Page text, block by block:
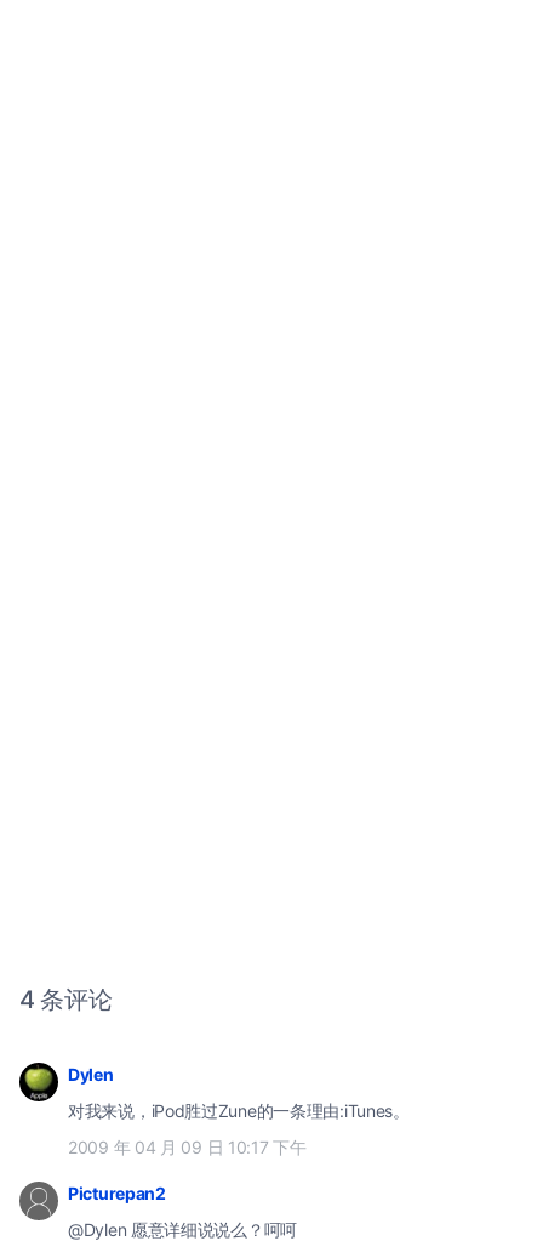
4 条评论
Dylen
对我来说，iPod胜过Zune的一条理由:iTunes。
2009 年 04 月 09 日 10:17 下午
Picturepan2
@Dylen 愿意详细说说么？呵呵